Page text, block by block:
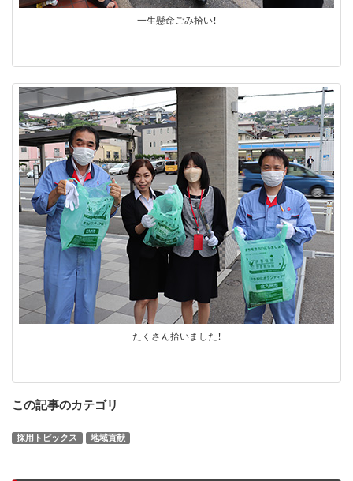
一生懸命ごみ拾い！
たくさん拾いました！
この記事のカテゴリ
採用トピックス 地域貢献